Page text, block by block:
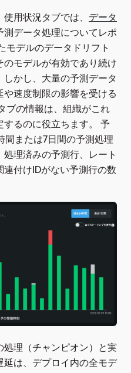
用状況タブでは、 データ
測データ処理についてレポ
モデルのデータドリフト
モデルが有効であり続け
かし、大量の予測データ
速度制限の影響を受ける
ブの情報は、組織がこれ
するのに役立ちます。 予
間または7日間の予測処理
理済みの予測行、レート
付けIDがない予測行の数
理（チャンピオン）と実
は、デプロイ内の全モデ